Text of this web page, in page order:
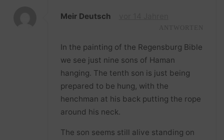
Meir Deutsch
In the painting of the Regensburg Bible
we see just nine sons of Haman
hanging. The tenth son is just being
prepared to be hung, with the
henchman at his back putting the rope
around his neck.
The son seems still alive standing on